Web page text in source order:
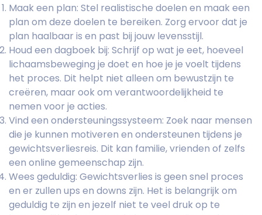
Maak een plan: Stel realistische doelen en maak een
plan om deze doelen te bereiken. Zorg ervoor dat je
plan haalbaar is en past bij jouw levensstijl.
Houd een dagboek bij: Schrijf op wat je eet, hoeveel
lichaamsbeweging je doet en hoe je je voelt tijdens
het proces. Dit helpt niet alleen om bewustzijn te
creëren, maar ook om verantwoordelijkheid te
nemen voor je acties.
Vind een ondersteuningssysteem: Zoek naar mensen
die je kunnen motiveren en ondersteunen tijdens je
gewichtsverliesreis. Dit kan familie, vrienden of zelfs
een online gemeenschap zijn.
Wees geduldig: Gewichtsverlies is geen snel proces
en er zullen ups en downs zijn. Het is belangrijk om
geduldig te zijn en jezelf niet te veel druk op te